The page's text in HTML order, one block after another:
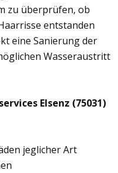
zu überprüfen, ob
entstanden
eine Sanierung der
Wasseraustritt
Elsenz (75031)
jeglicher Art